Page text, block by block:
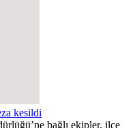
kesildi
bağlı ekipler, ilçe